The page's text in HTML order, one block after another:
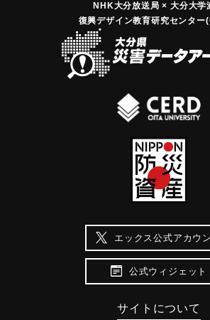
NHK大分放送局 × 大分大学
復興デザイン教育研究センター
エックス公式アカウ
公式ウィジェット
サイトについて